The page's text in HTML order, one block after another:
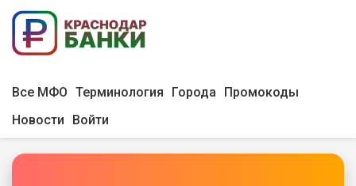
Все МФО Терминология Города
Промокоды
Новости
Войти